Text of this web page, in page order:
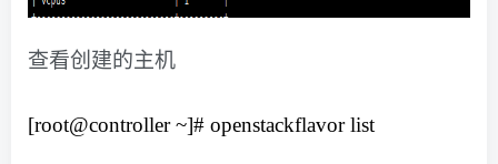
查看创建的主机
[root@controller ~]# openstackflavor list